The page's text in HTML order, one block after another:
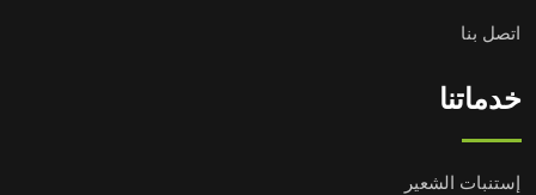
اتصل بنا
خدماتنا
إستنبات الشعير